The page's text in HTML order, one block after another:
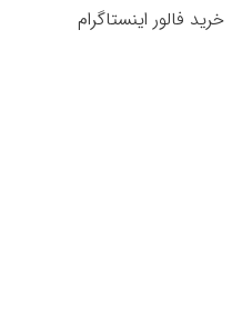
خرید فالور اینستاگرام